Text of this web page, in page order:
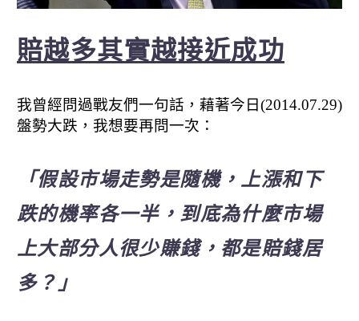
賠越多其實越接近成功
我曾經問過戰友們一句話，藉著今日(2014.07.29)
盤勢大跌，我想要再問一次：
「假設市場走勢是隨機，上漲和下
跌的機率各一半， 到底為什麼市場
上大部分人很少賺錢，都是賠錢居
多？」